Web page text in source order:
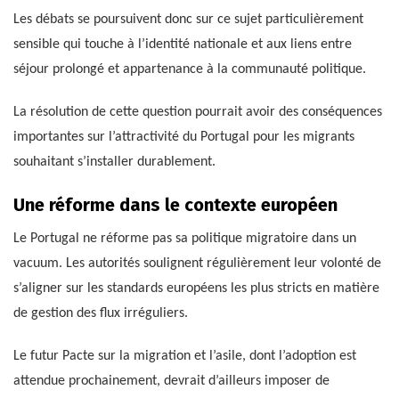
Les débats se poursuivent donc sur ce sujet particulièrement
sensible qui touche à l’identité nationale et aux liens entre
séjour prolongé et appartenance à la communauté politique.
La résolution de cette question pourrait avoir des conséquences
importantes sur l’attractivité du Portugal pour les migrants
souhaitant s’installer durablement.
Une réforme dans le contexte européen
Le Portugal ne réforme pas sa politique migratoire dans un
vacuum. Les autorités soulignent régulièrement leur volonté de
s’aligner sur les standards européens les plus stricts en matière
de gestion des flux irréguliers.
Le futur Pacte sur la migration et l’asile, dont l’adoption est
attendue prochainement, devrait d’ailleurs imposer de